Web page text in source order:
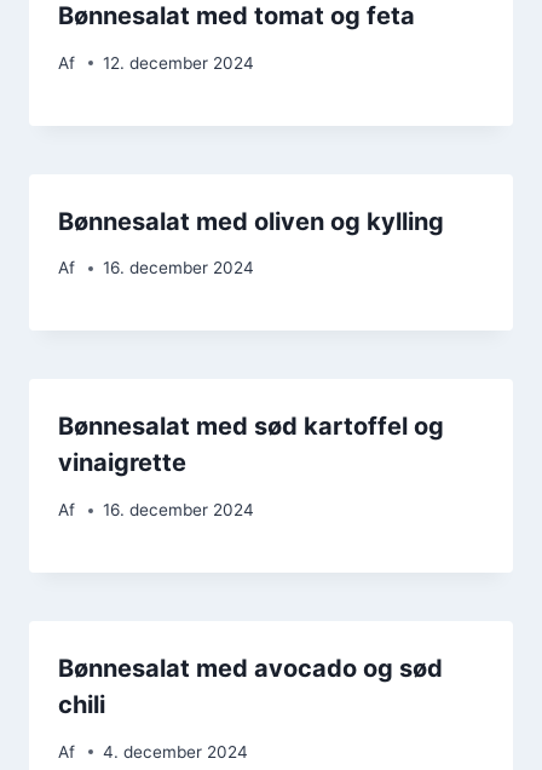
Bønnesalat med tomat og feta
Af 12. december 2024
Bønnesalat med oliven og kylling
Af 16. december 2024
Bønnesalat med sød kartoffel og
vinaigrette
Af 16. december 2024
Bønnesalat med avocado og sød
chili
Af 4. december 2024